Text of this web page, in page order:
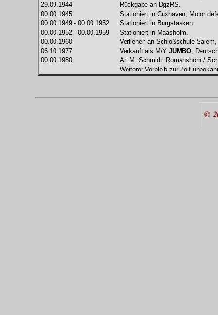
29.09.1944
Rückgabe an DgzRS.
00.00.1945
Stationiert in Cuxhaven, Motor
00.00.1949 - 00.00.1952
Stationiert in Burgstaaken.
00.00.1952 - 00.00.1959
Stationiert in Maasholm.
00.00.1960
Verliehen an Schloßschule
06.10.1977
Verkauft als M/Y JUMBO ,
00.00.1980
An M. Schmidt, Romanshorn /
-
Weiterer Verbleib zur Zeit